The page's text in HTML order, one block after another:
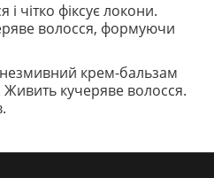
чітко фіксує локони.
волосся, формуючи
крем-бальзам
кучеряве волосся.